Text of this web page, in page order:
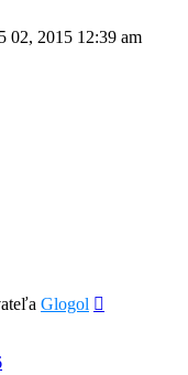
02, 2015 12:39 am
Glogol